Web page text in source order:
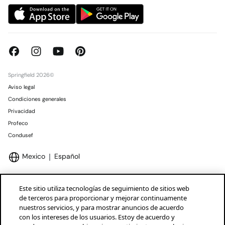
Springfield 2026©
Aviso legal
Condiciones generales
Privacidad
Profeco
Condusef
Mexico Español
Marcas Tendam
Este sitio utiliza tecnologías de seguimiento de sitios web
de terceros para proporcionar y mejorar continuamente
nuestros servicios, y para mostrar anuncios de acuerdo
con los intereses de los usuarios. Estoy de acuerdo y